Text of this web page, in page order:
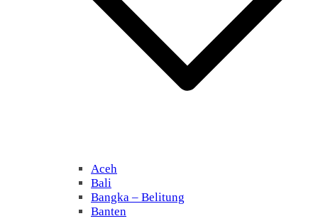
Aceh
Bali
Bangka – Belitung
Banten